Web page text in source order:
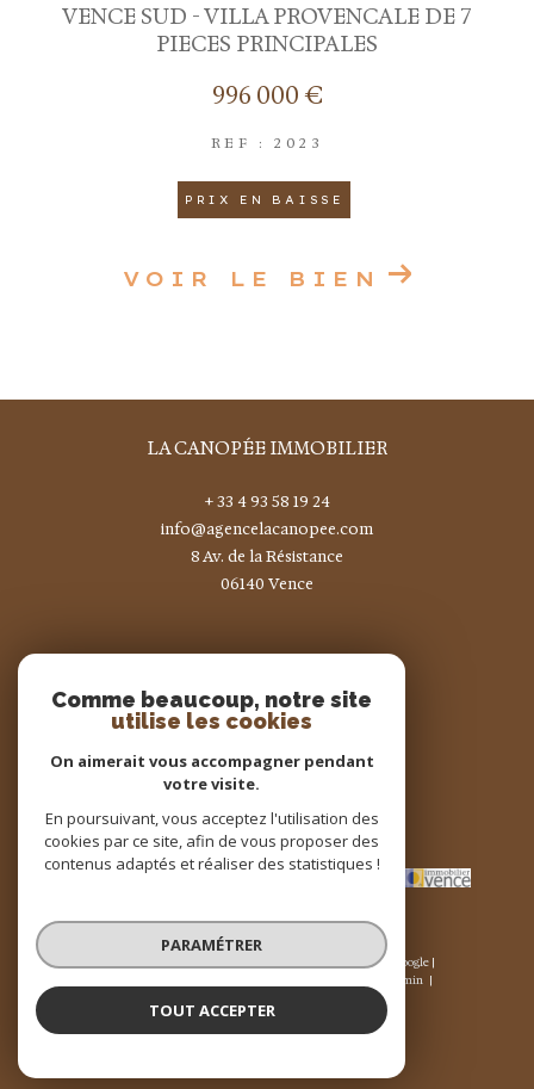
VENCE SUD - VILLA PROVENCALE DE 7
PIECES PRINCIPALES
996 000 €
REF : 2023
PRIX EN BAISSE
VOIR LE BIEN
LA CANOPÉE IMMOBILIER
+ 33 4 93 58 19 24
info@agencelacanopee.com
8 Av. de la Résistance
06140
vence
Adhérents
© 2026 | Tous droits réservés | Traduction powered by Google |
Admin
Comme beaucoup, notre site
utilise les cookies
On aimerait vous accompagner pendant
votre visite.
En poursuivant, vous acceptez l'utilisation des
cookies par ce site, afin de vous proposer des
contenus adaptés et réaliser des statistiques !
PARAMÉTRER
TOUT ACCEPTER